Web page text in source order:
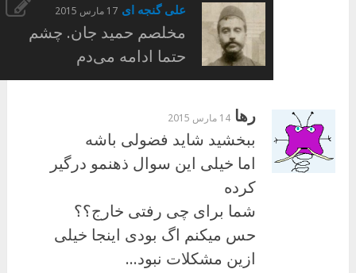
علی گنجه ای 17 مارس 2015
مخلصم حمید جان. چشم
حتما ادامه می‌دم
رها 14 مارس 2015
ببخشید شاید فضولی باشه
اما خیلی این سوال ذهنمو درگیر
کرده
شما برای چی رفتی خارج؟؟
حس میکنم اگ بودی اینجا خیلی
ازین مشکلات نبود…